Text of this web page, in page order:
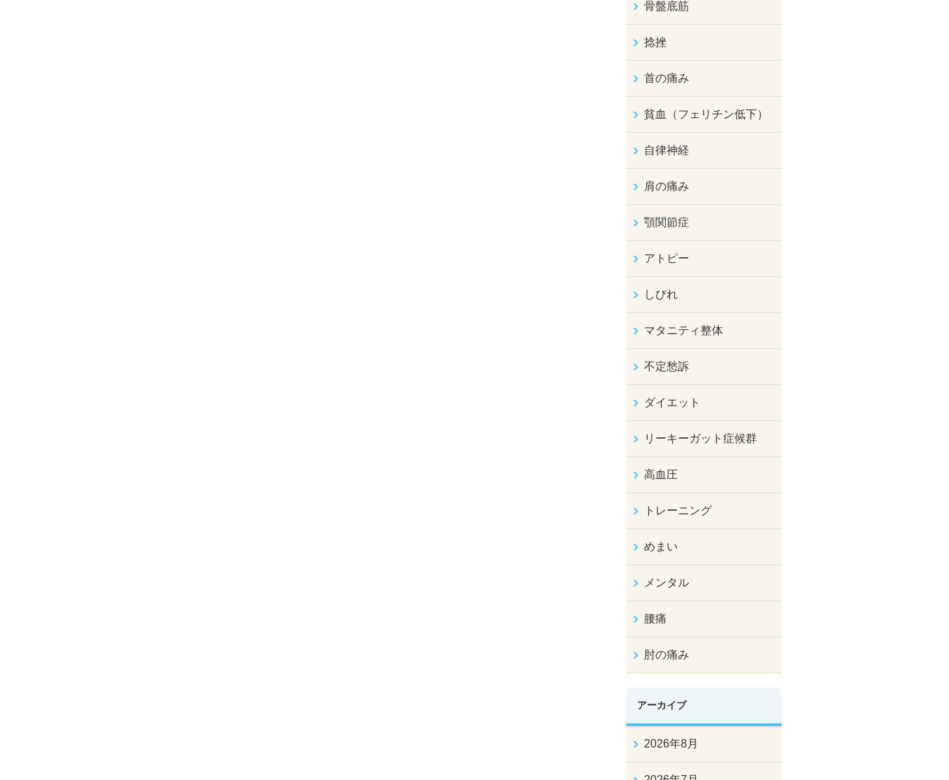
骨盤底筋
捻挫
首の痛み
貧血（フェリチン低下）
自律神経
肩の痛み
顎関節症
アトピー
しびれ
マタニティ整体
不定愁訴
ダイエット
リーキーガット症候群
高血圧
トレーニング
めまい
メンタル
腰痛
肘の痛み
アーカイブ
2026年8月